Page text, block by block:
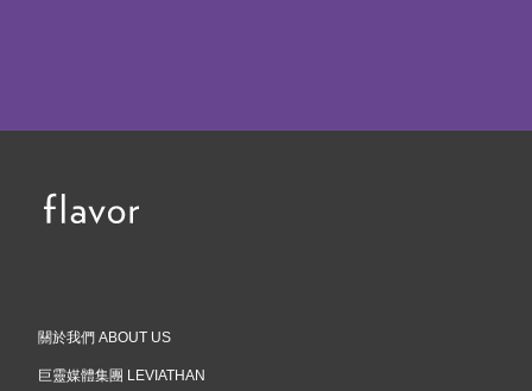
關於我們 ABOUT US
巨靈媒體集團 LEVIATHAN